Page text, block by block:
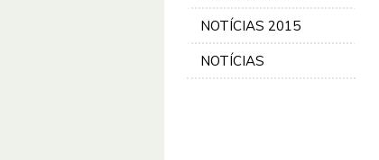
NOTÍCIAS 2015
NOTÍCIAS